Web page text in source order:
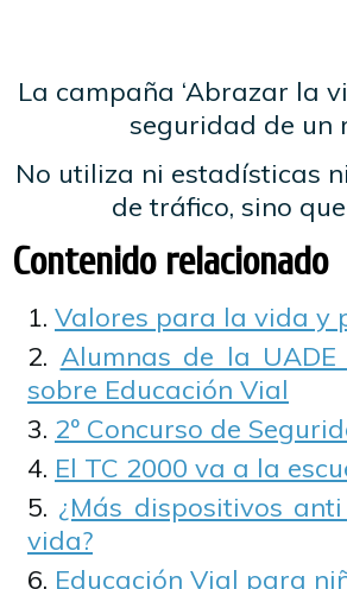
La campaña ‘Abrazar la
seguridad de un
No utiliza ni estadísticas
de tráfico, sino
Contenido relacionado
Valores para la vida y
Alumnas de la
sobre Educación Vial
2º Concurso de
El TC 2000 va a la
¿Más dispositivos
vida?
Educación Vial para